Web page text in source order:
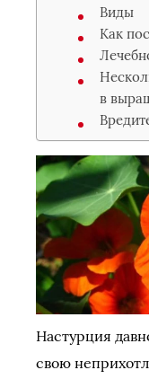
Виды
Как
в
Настурция
свою